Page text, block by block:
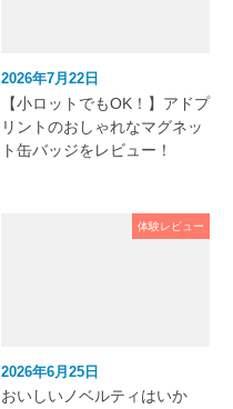
2026年7月22日
【小ロットでもOK！】アドプ
リントのおしゃれなマグネッ
ト缶バッジをレビュー！
体験レビュー
2026年6月25日
おいしいノベルティはいか